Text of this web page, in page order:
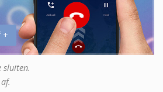
+
sluiten.